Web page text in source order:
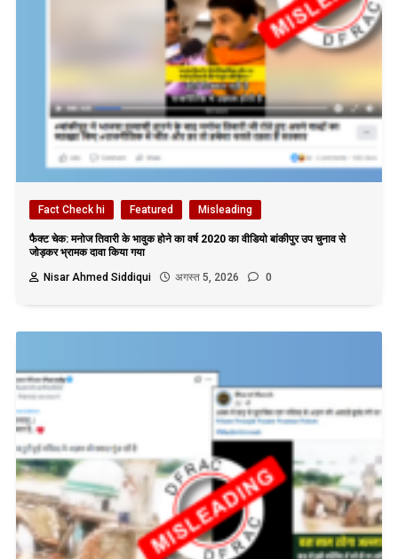
Fact Check hi Featured Misleading
फैक्ट चेक: मनोज तिवारी के भावुक होने का वर्ष 2020 का वीडियो बांकीपुर उप चुनाव से
जोड़कर भ्रामक दावा किया गया
Nisar Ahmed Siddiqui
अगस्त 5, 2026 0